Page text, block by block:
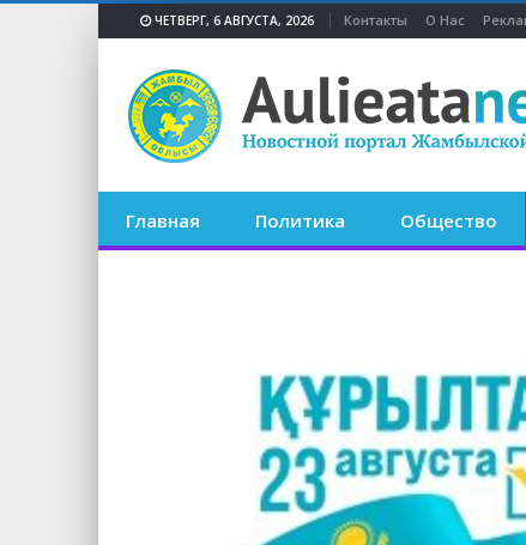
ЧЕТВЕРГ, 6 АВГУСТА, 2026 Контакты О Нас
Главная Политика Общество